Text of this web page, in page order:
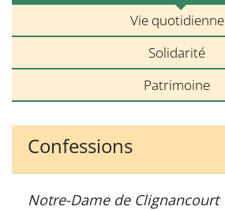
Vie quotidienne
Solidarité
Patrimoine
Confessions
Notre-Dame de Clignancourt